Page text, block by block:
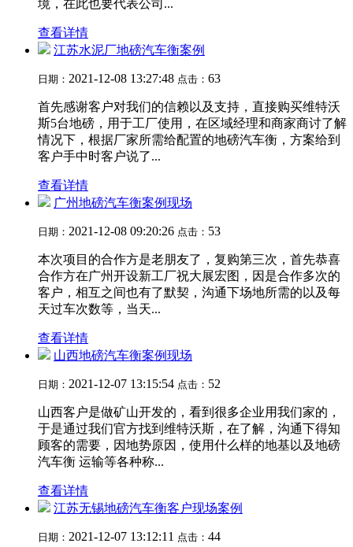
境，在此也要代表公司...
查看详情
江苏水泥厂地磅汽车衡案例
日期： 2021-12-08 13:27:48 点击： 63
首先感谢客户对我们的信赖以及支持，直接购买维特沃
斯5台地磅，用于工厂使用，在区域经理和商家商讨了解
情况下，根据厂家所需给配置的地磅汽车衡，方案给到
客户手中时客户说了...
查看详情
广州地磅汽车衡案例现场
日期： 2021-12-08 09:20:26 点击： 53
本次项目的合作方是老朋友了，复购第三次，首先恭喜
合作方在广州开设新工厂祝大展宏图，因是合作多次的
客户，相互之间也有了默契，沟通下场地所需的以及每
天过车次数等，当天...
查看详情
山西地磅汽车衡案例现场
日期： 2021-12-07 13:15:54 点击： 52
山西客户是做矿山开发的，看到很多企业用我们家的，
于是通过我们官方找到维特沃斯，在了解，沟通下得知
顾客的需要，因地势原因，使用什么样的地基以及地磅
汽车衡 运输等各种称...
查看详情
江苏无锡地磅汽车衡客户现场案例
日期： 2021-12-07 13:12:11 点击： 44